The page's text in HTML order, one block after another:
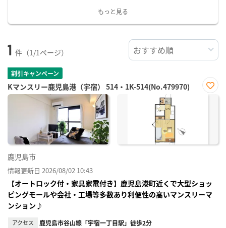
もっと見る
1 件（1/1ページ）
割引キャンペーン
Kマンスリー鹿児島港（宇宿） 514・1K-514(No.479970)
お気
鹿児島市
情報更新日 2026/08/02 10:43
【オートロック付・家具家電付き】鹿児島港町近くで大型ショッ
ピングモールや会社・工場等多数あり利便性の高いマンスリーマ
ンション♪
アクセス 鹿児島市谷山線「宇宿一丁目駅」徒歩2分